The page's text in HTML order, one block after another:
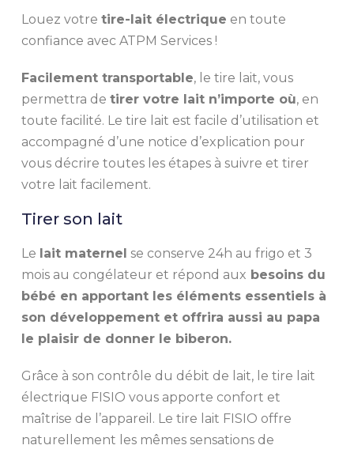
Louez votre tire-lait électrique en toute
confiance avec ATPM Services !
Facilement transportable, le tire lait, vous
permettra de tirer votre lait n’importe où, en
toute facilité. Le tire lait est facile d’utilisation et
accompagné d’une notice d’explication pour
vous décrire toutes les étapes à suivre et tirer
votre lait facilement.
Tirer son lait
Le lait maternel se conserve 24h au frigo et 3
mois au congélateur et répond aux besoins du
bébé en apportant les éléments essentiels à
son développement et offrira aussi au papa
le plaisir de donner le biberon.
Grâce à son contrôle du débit de lait, le tire lait
électrique FISIO vous apporte confort et
maîtrise de l’appareil. Le tire lait FISIO offre
naturellement les mêmes sensations de